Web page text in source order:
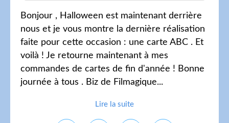
Bonjour , Halloween est maintenant derrière
nous et je vous montre la dernière réalisation
faite pour cette occasion : une carte ABC . Et
voilà ! Je retourne maintenant à mes
commandes de cartes de fin d'année ! Bonne
journée à tous . Biz de Filmagique...
Lire la suite